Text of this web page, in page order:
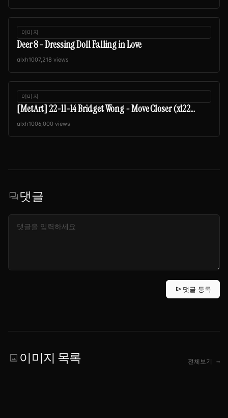
이미지
Deer 8 - Dressing Doll Falling in Love
alxh1007,218 views
이미지
[MetArt] 22-11-14 Bridget Wong - Move Closer (x122...
alxh1006,000 views
forum댓글
send댓글 등록
image 이미지 목록 전체보기 →